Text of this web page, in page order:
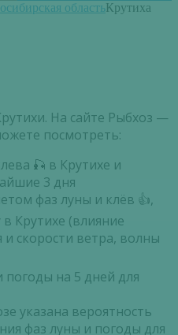
областьКрутиха
На сайте Рыбхоз —
посмотреть:
🎣 в Крутихе и
3 дня
фаз луны и клёв 👍,
Крутихе (влияние
скорости ветра, волны
погоды на 5 дней для
указана вероятность
фаз луны и погоды для